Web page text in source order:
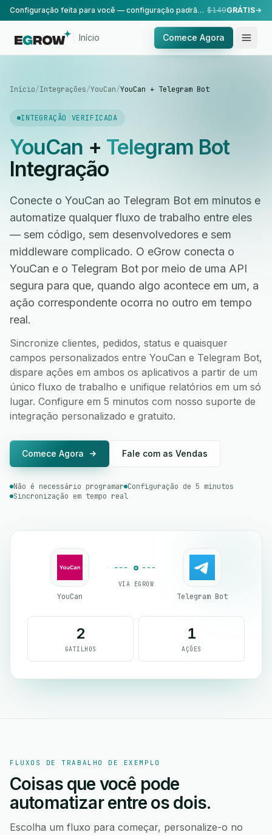
Configuração feita para você — configuração padrão, realizada pela nossa equipe. $149GRÁTIS
Início Comece Agora
Início/Integrações/YouCan/YouCan + Telegram Bot
INTEGRAÇÃO VERIFICADA
YouCan + Telegram Bot
Integração
Conecte o YouCan ao Telegram Bot em minutos e
automatize qualquer fluxo de trabalho entre eles
— sem código, sem desenvolvedores e sem
middleware complicado. O eGrow conecta o
YouCan e o Telegram Bot por meio de uma API
segura para que, quando algo acontece em um, a
ação correspondente ocorra no outro em tempo
real.
Sincronize clientes, pedidos, status e quaisquer
campos personalizados entre YouCan e Telegram Bot,
dispare ações em ambos os aplicativos a partir de um
único fluxo de trabalho e unifique relatórios em um só
lugar. Configure em 5 minutos com nosso suporte de
integração personalizado e gratuito.
Comece Agora Fale com as Vendas
Não é necessário programar Configuração de 5 minutos
Sincronização em tempo real
YouCan
VIA EGROW
Telegram Bot
2
GATILHOS
1
AÇÕES
FLUXOS DE TRABALHO DE EXEMPLO
Coisas que você pode
automatizar entre os dois.
Escolha um fluxo para começar, personalize-o no